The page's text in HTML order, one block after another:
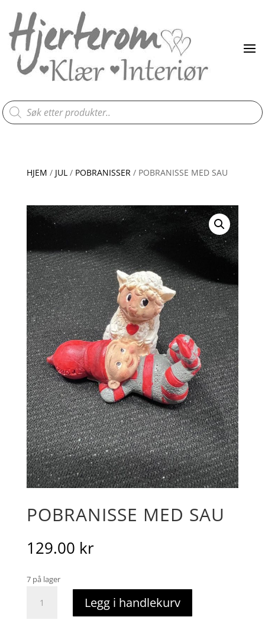
Products
search
HJEM / JUL/ POBRANISSER/ POBRANISSE MED SAU
POBRANISSE MED SAU
129.00 kr
7 på lager
med
Legg i handlekurv